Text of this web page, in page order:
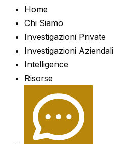
Home
Chi Siamo
Investigazioni Private
Investigazioni Aziendali
Intelligence
Risorse